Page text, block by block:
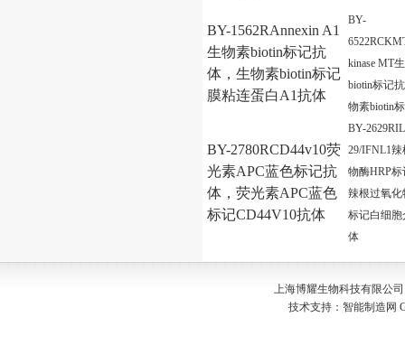
BY-1562RAnnexin A1
生物素biotin标记抗
体，生物素biotin标记
膜粘连蛋白A1抗体
BY-
kinase MT
biotin标记
物素biotin
BY-2780RCD44v10荧
光素APC蓝色标记抗
体，荧光素APC蓝色
标记CD44V10抗体
BY-
29/IFNL1
物酶HRP
辣根过氧化
标记白细胞
体
上海博耀生物科技有限公
技术支持： 智能制造网